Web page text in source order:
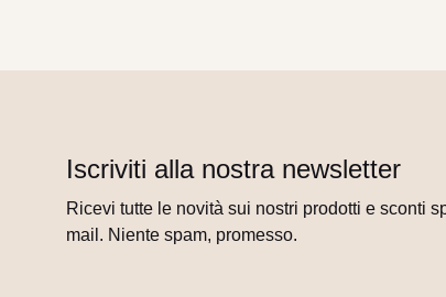
Iscriviti alla nostra newsletter
Ricevi tutte le novità sui nostri prodotti e sconti
mail. Niente spam, promesso.